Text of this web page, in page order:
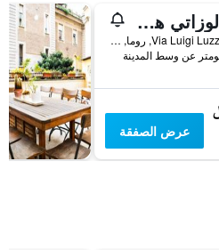
فيلا لوزاتي هوستل
25 Via Luigi Luzzatti, روما, إيطاليا
عرض الصفقة